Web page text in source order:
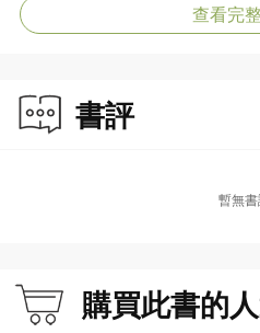
查看完
書評
暫無
購買此書的